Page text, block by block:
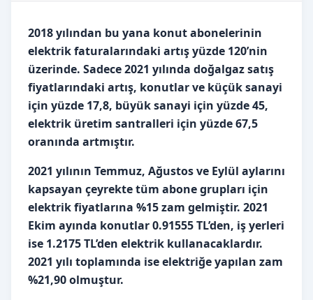
2018 yılından bu yana konut abonelerinin
elektrik faturalarındaki artış yüzde 120’nin
üzerinde. Sadece 2021 yılında doğalgaz satış
fiyatlarındaki artış, konutlar ve küçük sanayi
için yüzde 17,8, büyük sanayi için yüzde 45,
elektrik üretim santralleri için yüzde 67,5
oranında artmıştır.
2021 yılının Temmuz, Ağustos ve Eylül aylarını
kapsayan çeyrekte tüm abone grupları için
elektrik fiyatlarına %15 zam gelmiştir. 2021
Ekim ayında konutlar 0.91555 TL’den, iş yerleri
ise 1.2175 TL’den elektrik kullanacaklardır.
2021 yılı toplamında ise elektriğe yapılan zam
%21,90 olmuştur.